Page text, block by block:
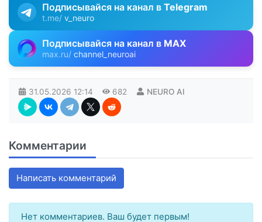
Подписывайся на канал в Telegram
t.me/ v_neuro
Подписывайся на канал в MAX
max.ru/ channel_neuroai
31.05.2026 12:14 682 NEURO AI
Комментарии
Написать комментарий
Нет комментариев. Ваш будет первым!